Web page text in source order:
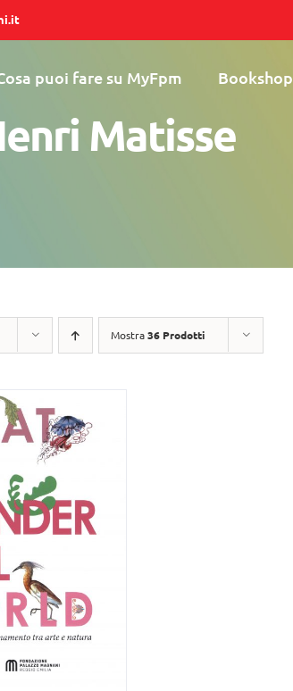
puoi fare su MyFpm Bookshop
Matisse
Mostra36 Prodotti